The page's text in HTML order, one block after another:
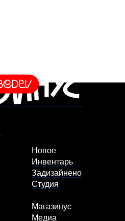
Новое
Инвентарь
Задизайнено
Студия
Магазинус
Медиа